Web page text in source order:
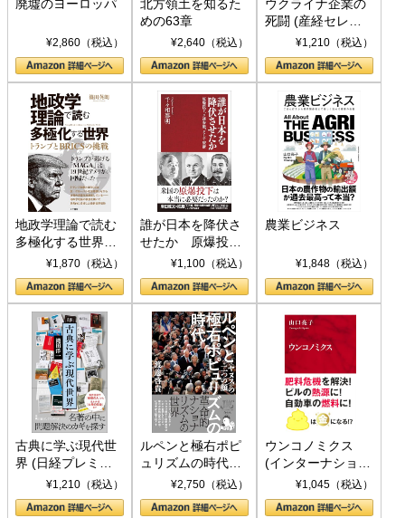
廃墟のヨーロッパ
¥2,860（税込）
北方領土を知るた
めの63章
¥2,640（税込）
ウクライナ企業の
死闘 (産経セレク
ト S 039)¥1,210（税込）
地政学理論で読む
多極化する世界：
トランプとBRICS
の挑戦
¥1,870（税込）
誰が日本を降伏さ
せたか 原爆投
下、ソ連参戦、そ
して聖断 (PHP新
書)
¥1,100（税込）
農業ビジネス
¥1,848（税込）
古典に学ぶ現代世
界 (日経プレミア
シリーズ)¥1,210（税込）
ルペンと極右ポピ
ュリズムの時代：
〈ヤヌス〉の二つ
の顔
¥2,750（税込）
ウンコノミクス
(インターナショナ
ル新書)¥1,045（税込）